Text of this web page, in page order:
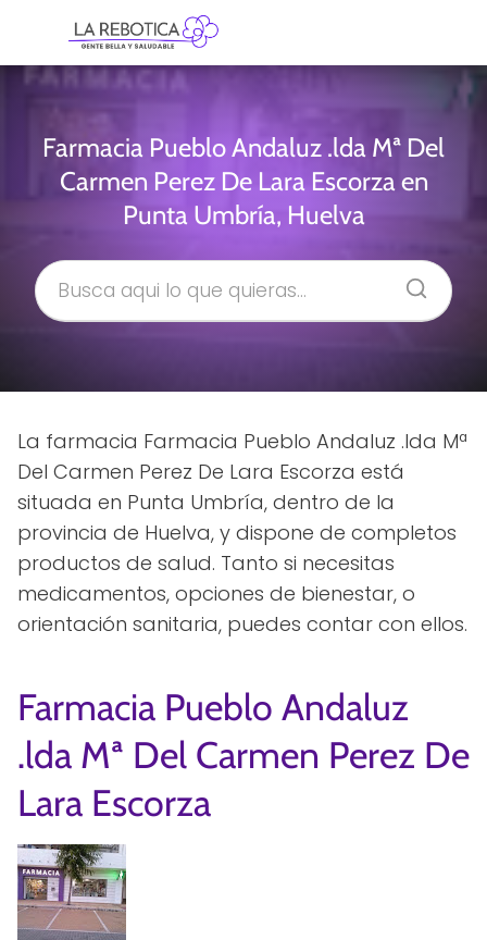
Farmacia Pueblo Andaluz .lda Mª Del
Carmen Perez De Lara Escorza en
Punta Umbría, Huelva
La farmacia Farmacia Pueblo Andaluz .lda Mª
Del Carmen Perez De Lara Escorza está
situada en Punta Umbría, dentro de la
provincia de Huelva, y dispone de completos
productos de salud. Tanto si necesitas
medicamentos, opciones de bienestar, o
orientación sanitaria, puedes contar con ellos.
Farmacia Pueblo Andaluz
.lda Mª Del Carmen Perez De
Lara Escorza